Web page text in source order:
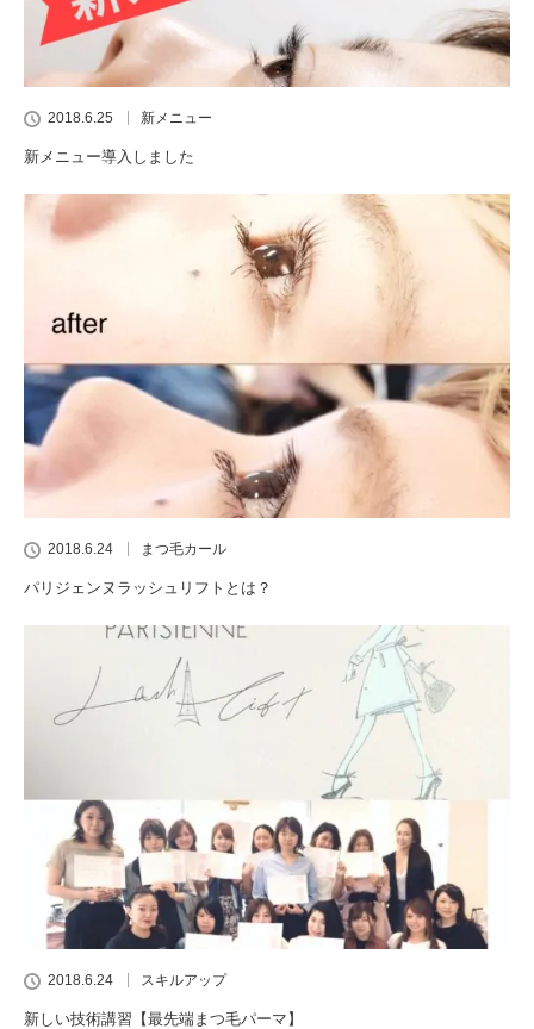
2018.6.25 新メニュー
新メニュー導入しました
2018.6.24 まつ毛カール
パリジェンヌラッシュリフトとは？
2018.6.24 スキルアップ
新しい技術講習【最先端まつ毛パーマ】